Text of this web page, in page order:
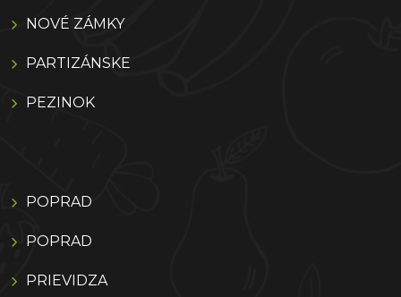
NOVÉ ZÁMKY
PARTIZÁNSKE
PEZINOK
POPRAD
POPRAD
PRIEVIDZA